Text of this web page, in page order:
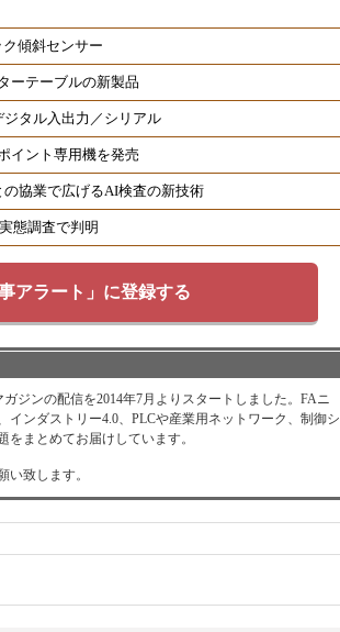
傾斜センサー
ーテーブルの新製品
タル入出力／シリアル
イント専用機を発売
協業で広げるAI検査の新技術
態調査で判明
アラート」に登録する
ジンの配信を2014年7月よりスタートしました。FAニ
インダストリー4.0、PLCや産業用ネットワーク、制御シ
まとめてお届けしています。
い致します。